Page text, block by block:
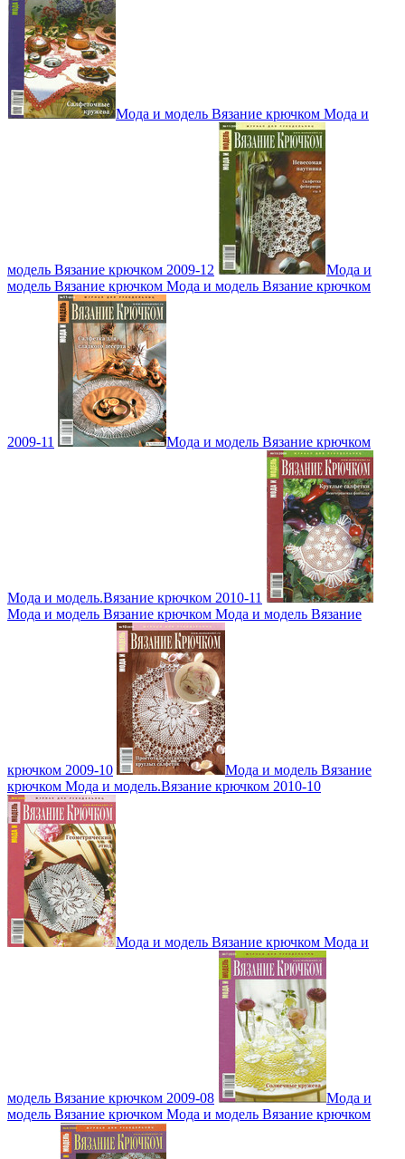
Мода и модель Вязание крючком Мода и
модель Вязание крючком 2009-12
Мода и
модель Вязание крючком Мода и модель Вязание крючком
2009-11 Мода и модель Вязание крючком
Мода и модель.Вязание крючком 2010-11
Мода и модель Вязание крючком Мода и модель Вязание
крючком 2009-10
Мода и модель Вязание
крючком Мода и модель.Вязание крючком 2010-10
Мода и модель Вязание крючком Мода и
модель Вязание крючком 2009-08
Мода и
модель Вязание крючком Мода и модель Вязание крючком